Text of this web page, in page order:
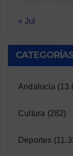
« Jul
Andalucía
Cultura (282)
Deportes